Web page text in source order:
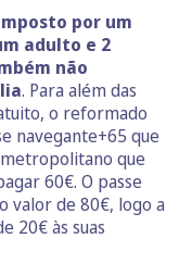
por um
adulto e 2
não
. Para além das
o reformado
navegante+65 que
que
60€. O passe
valor de 80€, logo a
20€ às suas